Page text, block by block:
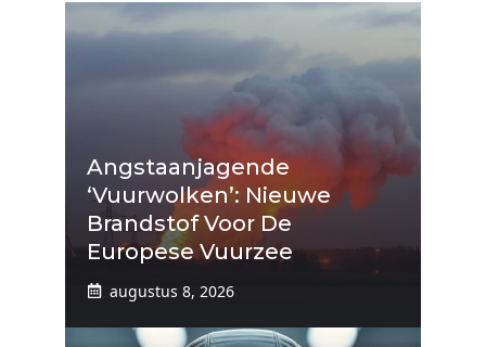
Angstaanjagende
‘vuurwolken’: Nieuwe
Brandstof Voor De
Europese Vuurzee
augustus 8, 2026